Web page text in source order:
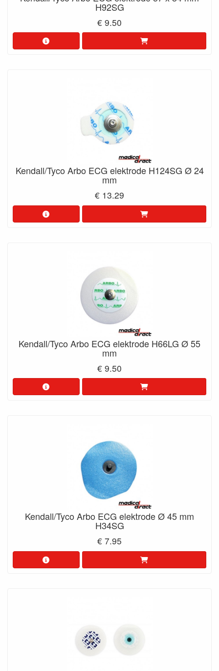
H92SG
€ 9.50
Kendall/Tyco Arbo ECG elektrode H124SG Ø 24
mm
€ 13.29
Kendall/Tyco Arbo ECG elektrode H66LG Ø 55
mm
€ 9.50
Kendall/Tyco Arbo ECG elektrode Ø 45 mm
H34SG
€ 7.95